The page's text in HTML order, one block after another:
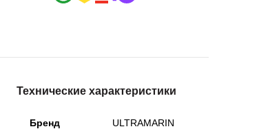
Технические характеристики
Бренд ULTRAMARIN